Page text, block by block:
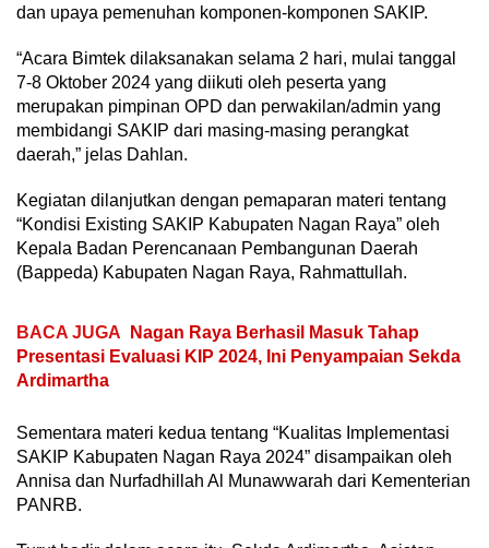
dan upaya pemenuhan komponen-komponen SAKIP.
“Acara Bimtek dilaksanakan selama 2 hari, mulai tanggal
7-8 Oktober 2024 yang diikuti oleh peserta yang
merupakan pimpinan OPD dan perwakilan/admin yang
membidangi SAKIP dari masing-masing perangkat
daerah,” jelas Dahlan.
Kegiatan dilanjutkan dengan pemaparan materi tentang
“Kondisi Existing SAKIP Kabupaten Nagan Raya” oleh
Kepala Badan Perencanaan Pembangunan Daerah
(Bappeda) Kabupaten Nagan Raya, Rahmattullah.
BACA JUGA
Nagan Raya Berhasil Masuk Tahap
Presentasi Evaluasi KIP 2024, Ini Penyampaian Sekda
Ardimartha
Sementara materi kedua tentang “Kualitas Implementasi
SAKIP Kabupaten Nagan Raya 2024” disampaikan oleh
Annisa dan Nurfadhillah Al Munawwarah dari Kementerian
PANRB.